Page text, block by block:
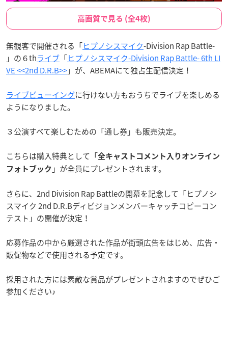
高画質で見る (全4枚)
無観客で開催される「ヒプノシスマイク-Division Rap Battle-
」の６thライブ 「ヒプノシスマイク-Division Rap Battle- 6th LI
VE <<2nd D.R.B>>」が、ABEMAにて独占生配信決定！
ライブビューイングに行けない方もおうちでライブを楽しめる
ようになりました。
３公演すべて楽しむための「通し券」も販売決定。
こちらは購入特典として「全キャストコメント入りオンライン
フォトブック 」が全員にプレゼントされます。
さらに、2nd Division Rap Battleの開幕を記念して「ヒプノシ
スマイク 2nd D.R.Bディビジョンメンバーキャッチコピーコン
テスト」の開催が決定！
応募作品の中から厳選された作品が街頭広告をはじめ、広告・
販促物などで使用される予定です。
採用された方には素敵な賞品がプレゼントされますのでぜひご
参加ください♪